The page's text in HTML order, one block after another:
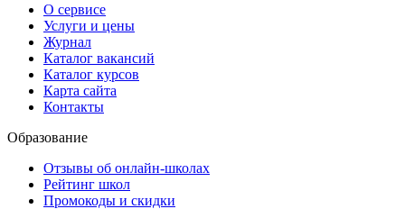
О сервисе
Услуги и цены
Журнал
Каталог вакансий
Каталог курсов
Карта сайта
Контакты
Образование
Отзывы об онлайн-школах
Рейтинг школ
Промокоды и скидки